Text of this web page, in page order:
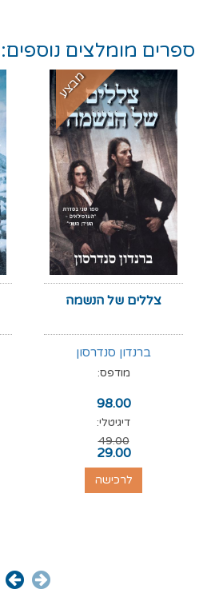
ספרים מומלצים נוספים:
מבצע
צללים של הנשמה
ברנדון סנדרסון
מודפס:
98.00
דיגיטלי:
49.00
29.00
לרכישה